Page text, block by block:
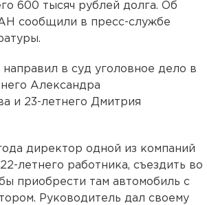
600 тысяч рублей долга. Об
сообщили в пресс-службе
в суд уголовное дело в
Александра
и 23-летнего Дмитрия
директор одной из компаний
летнего работника, съездить во
приобрести там автомобиль с
Руководитель дал своему